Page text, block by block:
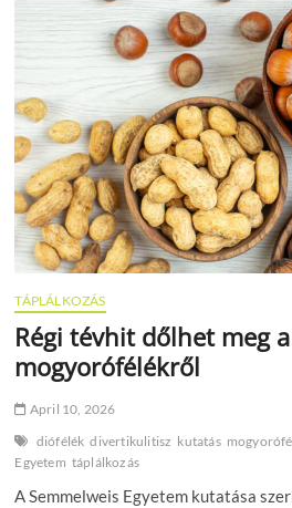
százezer
forintnyi
munkakiesést
okozhat
TÁPLÁLKOZÁS
Régi tévhit dőlhet meg a
mogyorófélékről
April 10, 2026
diófélék divertikulitisz kutatás
Egyetem táplálkozás
A Semmelweis Egyetem kutatása